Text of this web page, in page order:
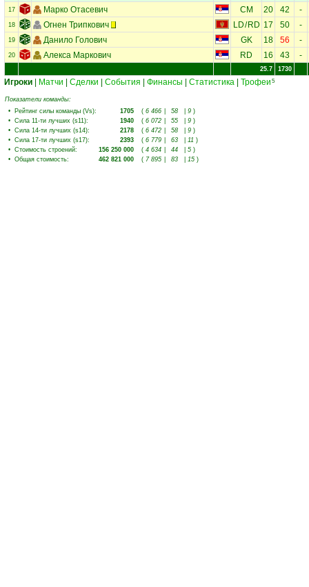
17 Марко Отасевич CM 20 42 -
18 Огнен Трипкович LD/RD 17 50 -
19 Данило Голович GK 18 56 -
20 Алекса Маркович RD 16 43 -
25.7 1730
Игроки Матчи Сделки События Финансы Статистика Трофеи 5
Показатели команды:
• Рейтинг силы команды (Vs): 1705 ( 6 466 58 9 )
• Сила 11-ти лучших (s11): 1940 ( 6 072 55 9 )
• Сила 14-ти лучших (s14): 2178 ( 6 472 58 9 )
• Сила 17-ти лучших (s17): 2393 ( 6 779 63 11 )
• Стоимость строений: 156 250 000 ( 4 634 44 5 )
• Общая стоимость: 462 821 000 ( 7 895 83 15 )